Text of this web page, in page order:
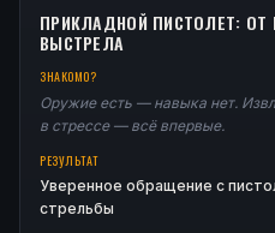
ПРИКЛАДНОЙ ПИСТОЛЕТ: ОТ
ВЫСТРЕЛА
ЗНАКОМО?
Оружие есть — навыка нет.
в стрессе — всё впервые.
РЕЗУЛЬТАТ
Уверенное обращение с
стрельбы